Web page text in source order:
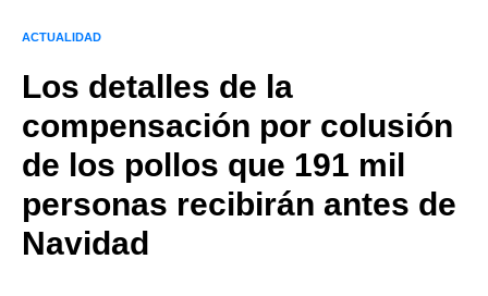
ACTUALIDAD
Los detalles de la
compensación por colusión
de los pollos que 191 mil
personas recibirán antes de
Navidad